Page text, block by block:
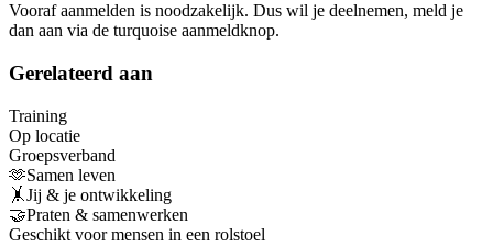
Vooraf aanmelden is noodzakelijk. Dus wil je deelnemen, meld je
dan aan via de turquoise aanmeldknop.
Gerelateerd aan
Training
Op locatie
Groepsverband
🫶Samen leven
🤸Jij & je ontwikkeling
🤝Praten & samenwerken
Geschikt voor mensen in een rolstoel